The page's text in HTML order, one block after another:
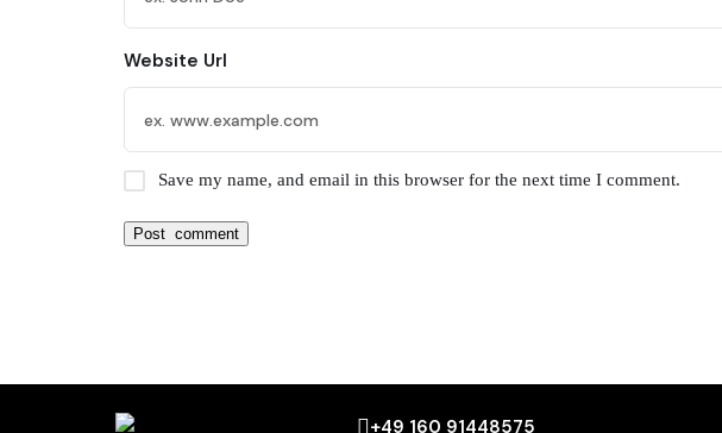
Website Url
Save my name, and email in this browser for the next time I comment.
+49 160 91448575